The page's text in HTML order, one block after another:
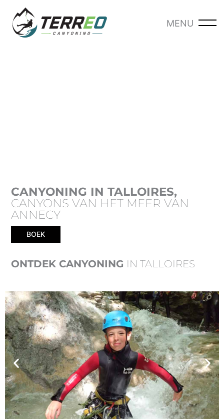
naar
MENU -
CANYONING IN TALLOIRES,
CANYONS VAN HET MEER VAN
ANNECY
BOEK
ONTDEK CANYONING IN TALLOIRES